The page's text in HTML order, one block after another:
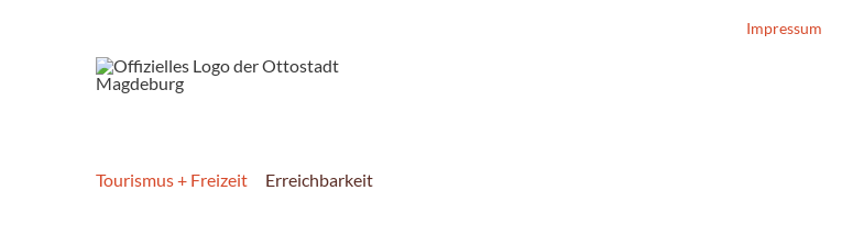
Impressum
Tourismus + Freizeit Erreichbarkeit